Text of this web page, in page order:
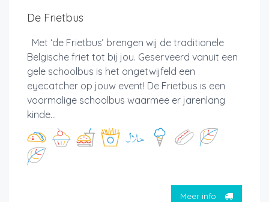
De Frietbus
Met ‘de Frietbus’ brengen wij de traditionele
Belgische friet tot bij jou. Geserveerd vanuit een
gele schoolbus is het ongetwijfeld een
eyecatcher op jouw event! De Frietbus is een
voormalige schoolbus waarmee er jarenlang
kinde...
Meer info